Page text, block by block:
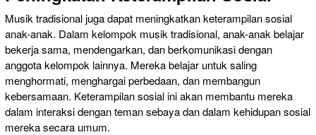
Musik tradisional juga dapat meningkatkan keterampilan sosial
anak-anak. Dalam kelompok musik tradisional, anak-anak belajar
bekerja sama, mendengarkan, dan berkomunikasi dengan
anggota kelompok lainnya. Mereka belajar untuk saling
menghormati, menghargai perbedaan, dan membangun
kebersamaan. Keterampilan sosial ini akan membantu mereka
dalam interaksi dengan teman sebaya dan dalam kehidupan sosial
mereka secara umum.